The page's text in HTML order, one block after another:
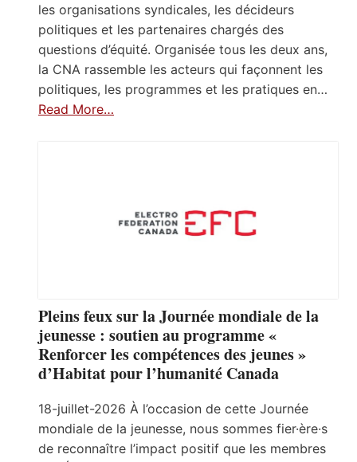
les organisations syndicales, les décideurs
politiques et les partenaires chargés des
questions d’équité. Organisée tous les deux ans,
la CNA rassemble les acteurs qui façonnent les
politiques, les programmes et les pratiques en…
Read More…
Pleins feux sur la Journée mondiale de la
jeunesse : soutien au programme «
Renforcer les compétences des jeunes »
d’Habitat pour l’humanité Canada
18-juillet-2026 À l’occasion de cette Journée
mondiale de la jeunesse, nous sommes fier·ère·s
de reconnaître l’impact positif que les membres